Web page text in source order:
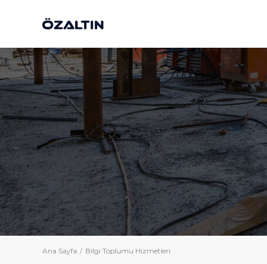
Ana Sayfa Bilgi Toplumu Hizmetleri